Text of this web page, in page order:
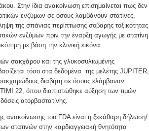
Στην ίδια ανακοίνωση επισημαίνεται πως δεν
ενζύμων σε όσους λαμβάνουν στατίνες,
της σπάνιας περίπτωσης σοβαρής τοξικότητας
ενζύμων πριν την έναρξη αγωγής με στατίνη
με βάση την κλινική εικόνα.
σακχάρου και της γλυκοσυλιωμένης
τόσο στα δεδομένα της μελέτης JUPITER,
διαβήτη σε όσους ελάμβαναν
22, όπου διαπιστώθηκε αύξηση των τιμών
ατορβαστατίνης.
ανακοίνωσης του FDΑ είναι η ξεκάθαρη δήλωση/
στατινών στην καρδιαγγειακή θνητότητα